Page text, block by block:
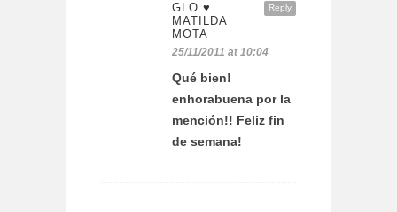
Reply
GLO ♥
MATILDA
MOTA
25/11/2011 at 10:04
Qué bien!
enhorabuena por la
mención!! Feliz fin
de semana!